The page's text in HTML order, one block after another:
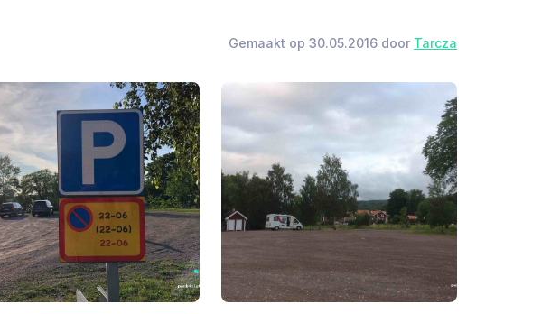
Gemaakt op 30.05.2016 door Tarcza